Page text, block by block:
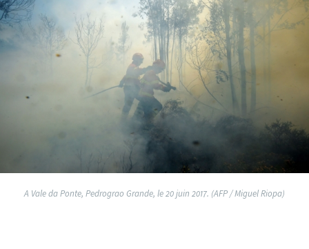
A Vale da Ponte, Pedrograo Grande, le 20 juin 2017. (AFP / Miguel Riopa)